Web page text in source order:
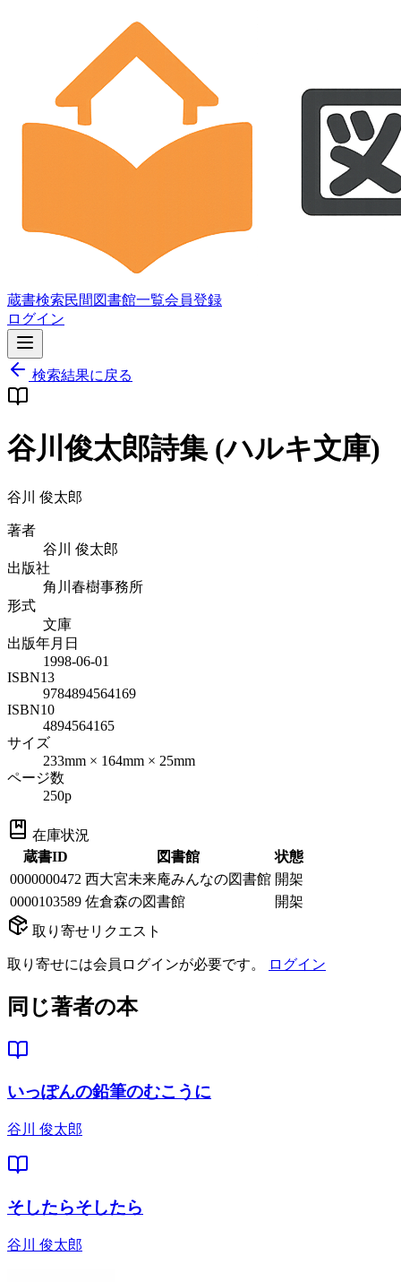
蔵書検索民間図書館一覧会員登録
ログイン
検索結果に戻る
谷川俊太郎詩集 (ハルキ文庫)
谷川 俊太郎
著者
谷川 俊太郎
出版社
角川春樹事務所
形式
文庫
出版年月日
1998-06-01
ISBN13
9784894564169
ISBN10
4894564165
サイズ
233mm × 164mm × 25mm
ページ数
250p
在庫状況
蔵書ID
図書館
状態
0000000472 西大宮未来庵みんなの図書館 開架
0000103589 佐倉森の図書館
開架
取り寄せリクエスト
取り寄せには会員ログインが必要です。 ログイン
同じ著者の本
いっぽんの鉛筆のむこうに
谷川 俊太郎
そしたらそしたら
谷川 俊太郎